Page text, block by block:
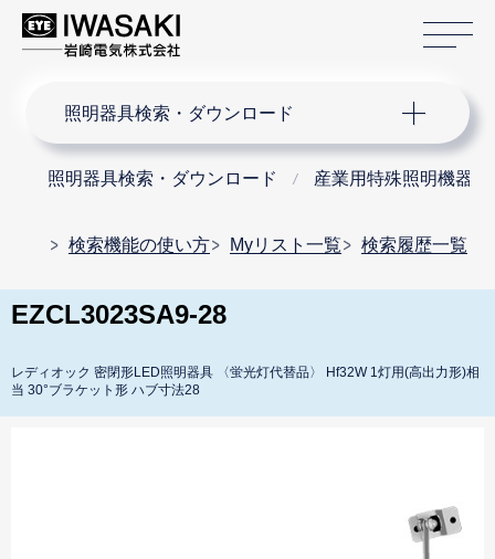
照明器具検索・ダウンロード
照明器具検索・ダウンロード 産業用特殊照明機器
検索機能の使い方 Myリスト一覧 検索履歴一覧
EZCL3023SA9-28
レディオック 密閉形LED照明器具 〈蛍光灯代替品〉 Hf32W 1灯用(高出力形)相
当 30°ブラケット形 ハブ寸法28